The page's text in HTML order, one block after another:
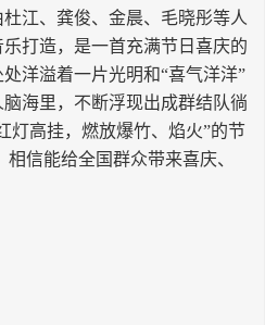
江、龚俊、金晨、毛晓彤等人
打造，是一首充满节日喜庆的
洋溢着一片光明和“喜气洋洋”
海里，不断浮现出成群结队徜
灯高挂，燃放爆竹、焰火”的节
信能给全国群众带来喜庆、